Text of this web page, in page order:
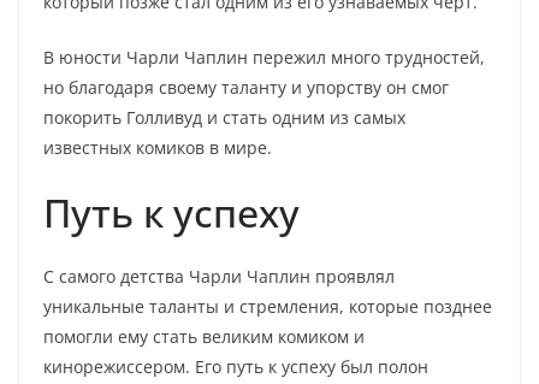
В юности Чарли Чаплин пережил много трудностей,
но благодаря своему таланту и упорству он смог
покорить Голливуд и стать одним из самых
известных комиков в мире.
Путь к успеху
С самого детства Чарли Чаплин проявлял
уникальные таланты и стремления, которые позднее
помогли ему стать великим комиком и
кинорежиссером. Его путь к успеху был полон